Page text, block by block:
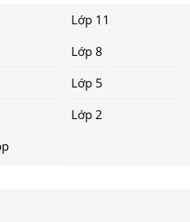
Lớp 11
Lớp 8
Lớp 5
Lớp 2